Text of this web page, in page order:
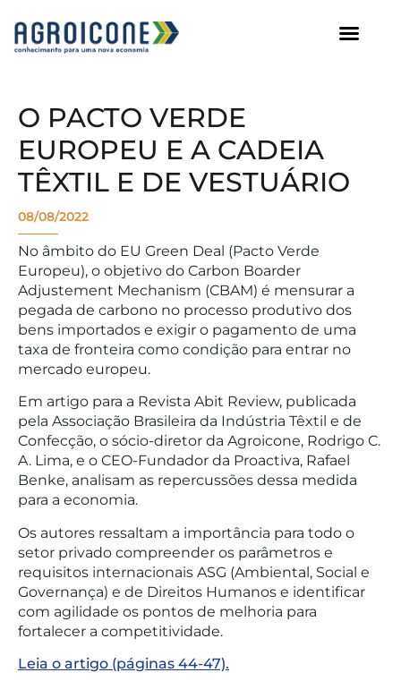
O PACTO VERDE
EUROPEU E A CADEIA
TÊXTIL E DE VESTUÁRIO
08/08/2022
No âmbito do EU Green Deal (Pacto Verde
Europeu), o objetivo do Carbon Boarder
Adjustement Mechanism (CBAM) é mensurar a
pegada de carbono no processo produtivo dos
bens importados e exigir o pagamento de uma
taxa de fronteira como condição para entrar no
mercado europeu.
Em artigo para a Revista Abit Review, publicada
pela Associação Brasileira da Indústria Têxtil e de
Confecção, o sócio-diretor da Agroicone, Rodrigo C.
A. Lima, e o CEO-Fundador da Proactiva, Rafael
Benke, analisam as repercussões dessa medida
para a economia.
Os autores ressaltam a importância para todo o
setor privado compreender os parâmetros e
requisitos internacionais ASG (Ambiental, Social e
Governança) e de Direitos Humanos e identificar
com agilidade os pontos de melhoria para
fortalecer a competitividade.
Leia o artigo (páginas 44-47).